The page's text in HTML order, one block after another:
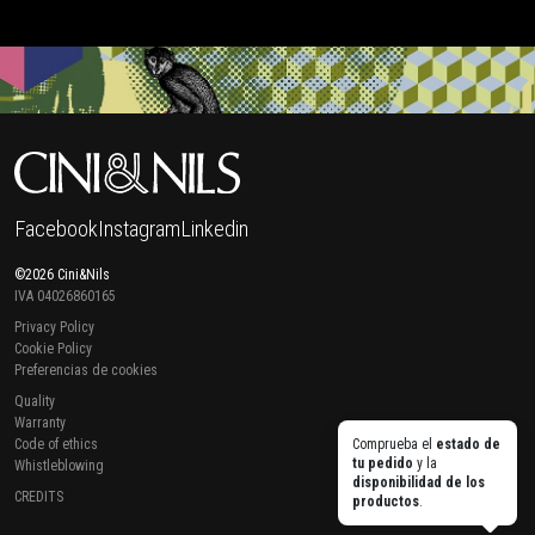
Comprueba el estado de
tu pedido y la
disponibilidad de los
productos.
FacebookInstagramLinkedin
©2026 Cini&Nils
IVA 04026860165
Privacy Policy
Cookie Policy
Preferencias de cookies
Quality
Warranty
Code of ethics
Whistleblowing
CREDITS